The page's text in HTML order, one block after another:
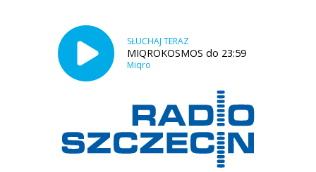
SŁUCHAJ TERAZ
MIQROKOSMOS do 23:59
Miqro